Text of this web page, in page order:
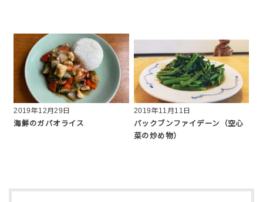
2019年12月29日
海鮮のガパオライス
2019年11月11日
パックブンファイデーン（空心
菜の炒め物）